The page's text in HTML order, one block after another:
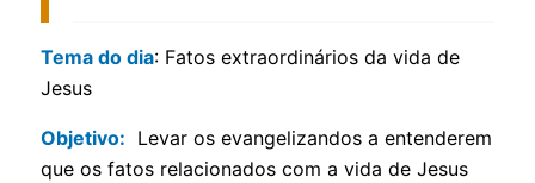
Tema do dia: Fatos extraordinários da vida de
Jesus
Objetivo: Levar os evangelizandos a entenderem
que os fatos relacionados com a vida de Jesus